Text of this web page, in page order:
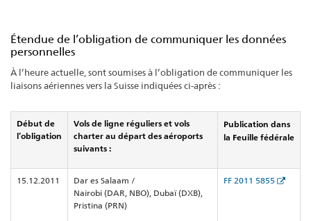
Étendue de l’obligation de communiquer les données
personnelles
À l’heure actuelle, sont soumises à l’obligation de communiquer les
liaisons aériennes vers la Suisse indiquées ci-après :
Début de
l’obligation
Vols de ligne réguliers et vols
charter au départ des aéroports
suivants :
Publication dans
la Feuille fédérale
15.12.2011
Dar es Salaam /
Nairobi (DAR, NBO), Dubaï (DXB),
Pristina (PRN)
FF 2011 5855